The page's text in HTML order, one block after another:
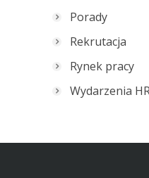
Porady
Rekrutacja
Rynek pracy
Wydarzenia